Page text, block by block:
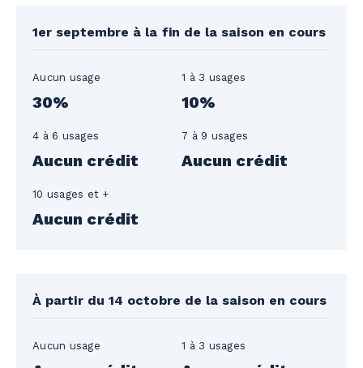
1er septembre à la fin de la saison en cours
Aucun usage
30%
1 à 3 usages
10%
4 à 6 usages
Aucun crédit
7 à 9 usages
Aucun crédit
10 usages et +
Aucun crédit
À partir du 14 octobre de la saison en cours
Aucun usage 1 à 3 usages